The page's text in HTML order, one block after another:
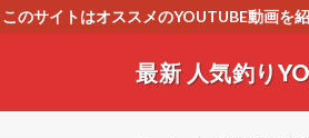
このサイトはオススメのYOUTUBE動画を
最新 人気釣り